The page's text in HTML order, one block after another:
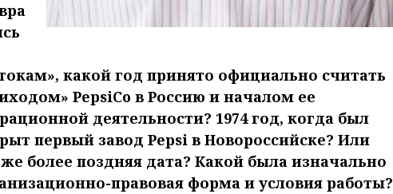
какой год принято официально считать
PepsiCo в Россию и началом ее
деятельности? 1974 год, когда был
первый завод Pepsi в Новороссийске? Или
более поздняя дата? Какой была изначально
правовая форма и условия работы?